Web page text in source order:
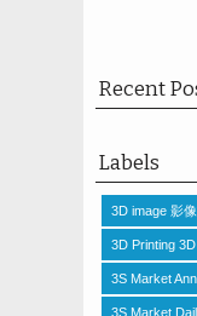
Recent
Labels
3D image 影
3D Printing
3S Market
3S Market